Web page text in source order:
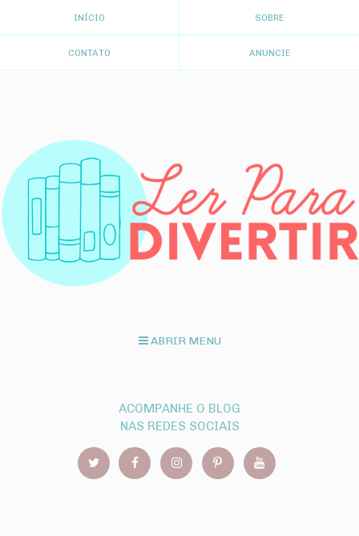
INÍCIO SOBRE
CONTATO ANUNCIE
ABRIR MENU
ACOMPANHE O BLOG
NAS REDES SOCIAIS